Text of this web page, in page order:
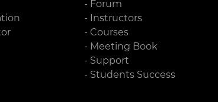
- Forum
- Instructors
- Courses
- Meeting Book
- Support
- Students Success